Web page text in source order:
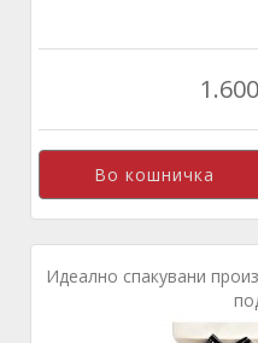
Идеално спакувани